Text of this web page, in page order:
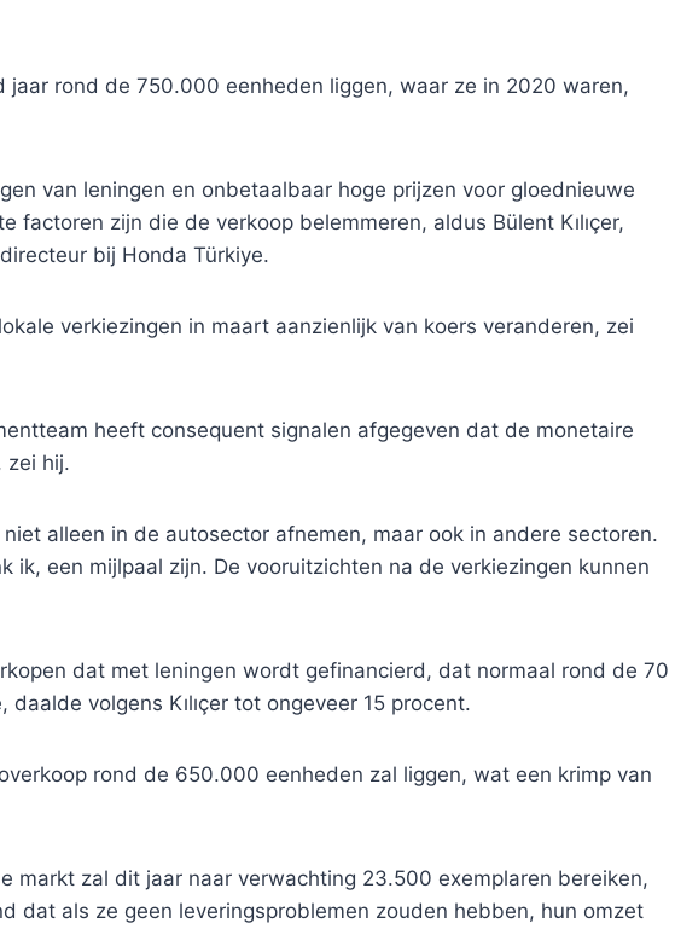
jaar rond de 750.000 eenheden liggen, waar ze in 2020 waren,
van leningen en onbetaalbaar hoge prijzen voor gloednieuwe
factoren zijn die de verkoop belemmeren, aldus Bülent Kılıçer,
bij Honda Türkiye.
verkiezingen in maart aanzienlijk van koers veranderen, zei
heeft consequent signalen afgegeven dat de monetaire
zei hij.
alleen in de autosector afnemen, maar ook in andere sectoren.
ik, een mijlpaal zijn. De vooruitzichten na de verkiezingen kunnen
dat met leningen wordt gefinancierd, dat normaal rond de 70
volgens Kılıçer tot ongeveer 15 procent.
rond de 650.000 eenheden zal liggen, wat een krimp van
markt zal dit jaar naar verwachting 23.500 exemplaren bereiken,
dat als ze geen leveringsproblemen zouden hebben, hun omzet